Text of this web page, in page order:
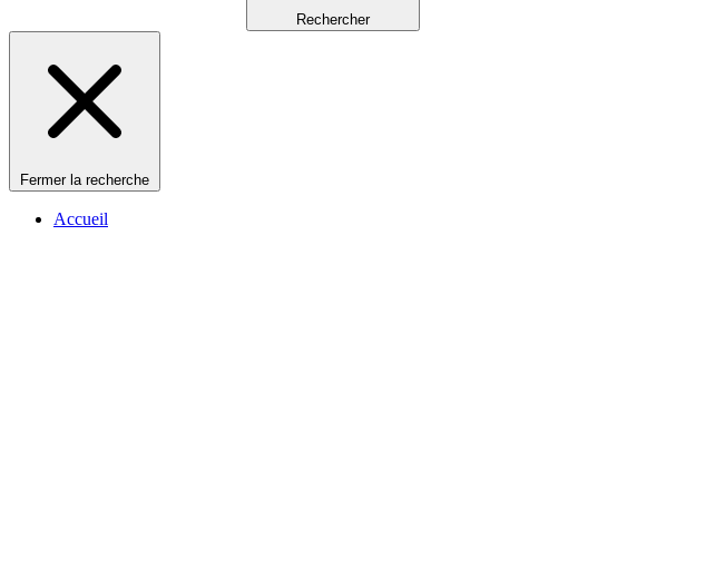
Rechercher
Fermer la recherche
Accueil